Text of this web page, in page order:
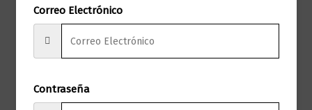
No hay valoraciones aún.
Solo los usuarios registrados que hayan
Correo Electrónico
Contraseña